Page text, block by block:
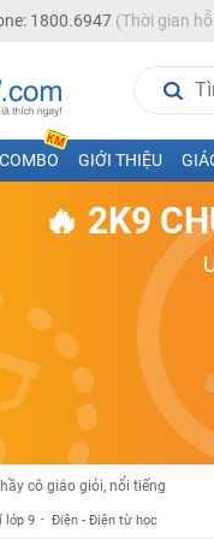
1800.6947(Thời gian
COMBO GIỚI THIỆU
🔥 2K9
môn Toán - Lý - Hóa - Văn -
Tiểu học và THCS năm học
cô giáo giỏi, nổi tiếng
cô giáo giỏi
cô giỏi, nổi tiếng
cô giáo giỏi
Học 2023 - 2024
cô giáo giỏi, nổi tiếng
cô giáo giỏi, nổi tiếng
cô giáo giỏi, nổi tiếng
lớp 9 Điện - Điện từ học